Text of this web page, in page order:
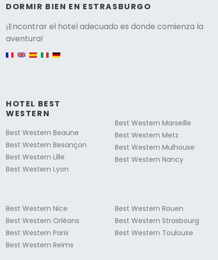
DORMIR BIEN EN ESTRASBURGO
¡Encontrar el hotel adecuado es donde comienza la
aventura!
HOTEL BEST
WESTERN
Best Western Beaune
Best Western Besançon
Best Western Lille
Best Western Lyon
Best Western Marseille
Best Western Metz
Best Western Mulhouse
Best Western Nancy
Best Western Nice
Best Western Orléans
Best Western Paris
Best Western Reims
Best Western Rouen
Best Western Strasbourg
Best Western Toulouse